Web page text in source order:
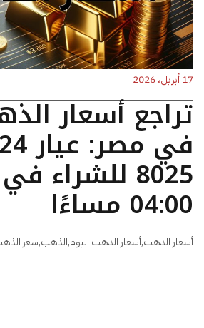
17 أبريل، 2026
تراجع أسعار
8025
04:00 مساءًا
أسعار الذهب,أسعار الذهب اليوم,الذهب,سعر